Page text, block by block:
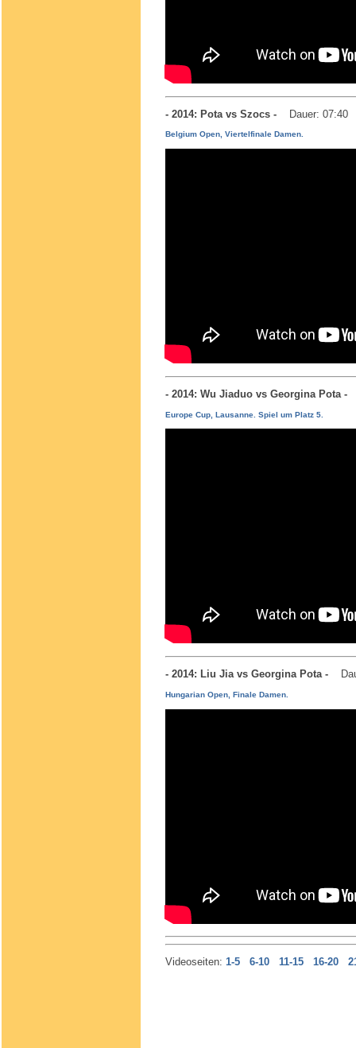
- 2014: Pota vs Szocs - Dauer: 07:40
Belgium Open, Viertelfinale Damen.
- 2014: Wu Jiaduo vs Georgina Pota
Europe Cup, Lausanne. Spiel um Platz 5.
- 2014: Liu Jia vs Georgina Pota -
Hungarian Open, Finale Damen.
Videoseiten: 1-5 6-10 11-15 16-20